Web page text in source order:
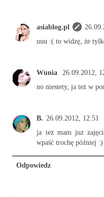
asiablog.pl
uuu :( to widzę, że
Wunia
26.09.2012,
no niestety, ja też w
B. 26.09.2012, 12:51
ja też mam juz
wpaść trochę później :)
Odpowiedz